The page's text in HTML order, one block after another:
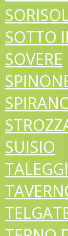
SOTTO
SOVERE
SUISIO